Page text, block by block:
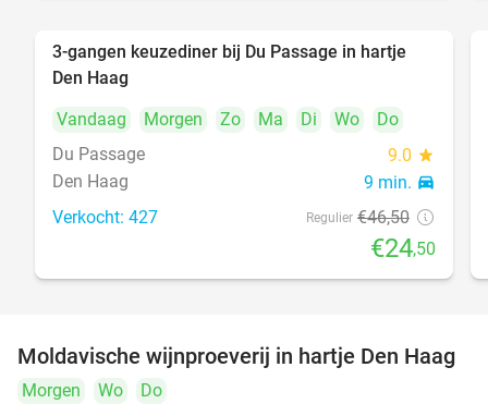
47%
3-gangen keuzediner bij Du Passage in hartje
Den Haag
Vandaag
Morgen Zo Ma Di Wo
Do
Du Passage
9.0 star
Den Haag 9 min. directions_car
Verkocht: 427 Regulier €46,50
€24,50
39%
Moldavische wijnproeverij in hartje Den Haag
Morgen Wo
Do